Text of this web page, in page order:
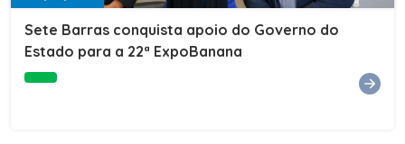
Sete Barras conquista apoio do Governo do
Estado para a 22ª ExpoBanana